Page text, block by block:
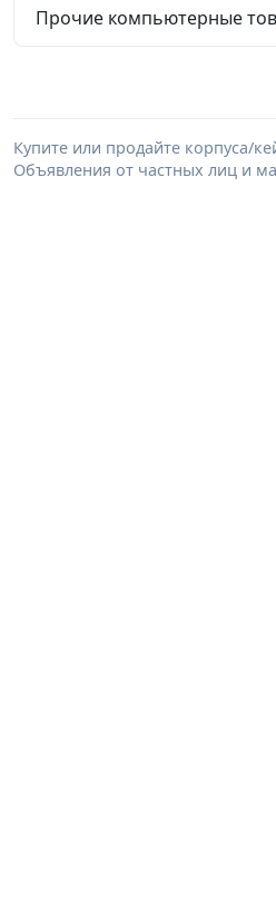
Прочие компьютерные
Купите или продайте корпуса/
Объявления от частных лиц и